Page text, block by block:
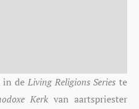
in de Living Religions Series te
Kerk van aartspriester